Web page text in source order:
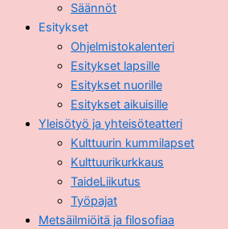
Säännöt
Esitykset
Ohjelmistokalenteri
Esitykset lapsille
Esitykset nuorille
Esitykset aikuisille
Yleisötyö ja yhteisöteatteri
Kulttuurin kummilapset
Kulttuurikurkkaus
TaideLiikutus
Työpajat
Metsäilmiöitä ja filosofiaa